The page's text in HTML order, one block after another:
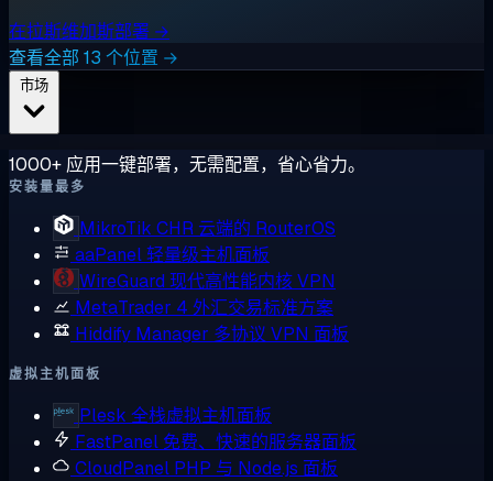
在拉斯维加斯部署 →
查看全部 13 个位置 →
1000+ 应用一键部署，无需配置，省心省力。
安装量最多
MikroTik CHR 云端的 RouterOS
aaPanel轻量级主机面板
WireGuard 现代高性能内核 VPN
MetaTrader 4 外汇交易标准方案
Hiddify Manager 多协议 VPN 面板
虚拟主机面板
Plesk 全栈虚拟主机面板
FastPanel 免费、快速的服务器面板
CloudPanel PHP 与 Node.js 面板